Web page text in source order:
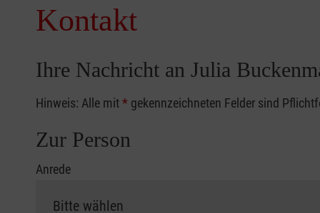
Kontakt
Ihre Nachricht an Julia
Hinweis: Alle mit* gekennzeichneten Felder sind
Zur Person
Anrede